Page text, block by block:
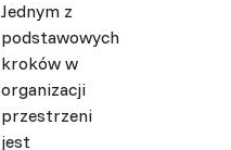
Jednym z
podstawowych
kroków w
organizacji
przestrzeni
jest